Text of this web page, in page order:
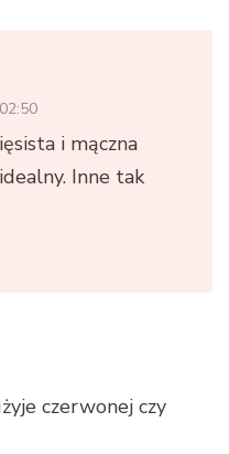
i mączna
Inne tak
czerwonej czy